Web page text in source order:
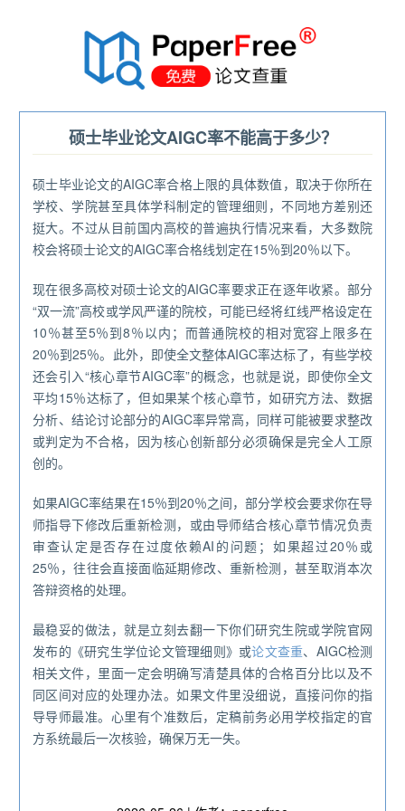
硕士毕业论文AIGC率不能高于多少？
硕士毕业论文的AIGC率合格上限的具体数值，取决于你所在
学校、学院甚至具体学科制定的管理细则，不同地方差别还
挺大。不过从目前国内高校的普遍执行情况来看，大多数院
校会将硕士论文的AIGC率合格线划定在15％到20％以下。
现在很多高校对硕士论文的AIGC率要求正在逐年收紧。部分
“双一流”高校或学风严谨的院校，可能已经将红线严格设定在
10％甚至5％到8％以内；而普通院校的相对宽容上限多在
20％到25％。此外，即使全文整体AIGC率达标了，有些学校
还会引入“核心章节AIGC率”的概念，也就是说，即使你全文
平均15％达标了，但如果某个核心章节，如研究方法、数据
分析、结论讨论部分的AIGC率异常高，同样可能被要求整改
或判定为不合格，因为核心创新部分必须确保是完全人工原
创的。
如果AIGC率结果在15％到20％之间，部分学校会要求你在导
师指导下修改后重新检测，或由导师结合核心章节情况负责
审查认定是否存在过度依赖AI的问题；如果超过20％或
25％，往往会直接面临延期修改、重新检测，甚至取消本次
答辩资格的处理。
最稳妥的做法，就是立刻去翻一下你们研究生院或学院官网
发布的《研究生学位论文管理细则》或论文查重、AIGC检测
相关文件，里面一定会明确写清楚具体的合格百分比以及不
同区间对应的处理办法。如果文件里没细说，直接问你的指
导导师最准。心里有个准数后，定稿前务必用学校指定的官
方系统最后一次核验，确保万无一失。